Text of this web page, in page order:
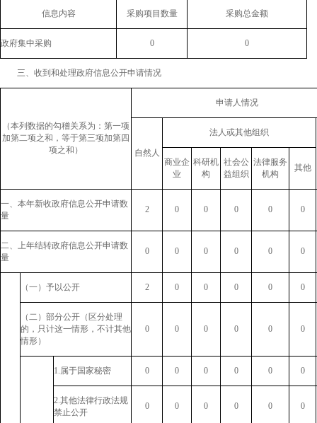
信息内容 采购项目数量 采购总金额
政府集中采购 0 0
三、收到和处理政府信息公开申请情况
（本列数据的勾稽关系为：第一项
加第二项之和，等于第三项加第四
项之和）
申请人情况
自然人
法人或其他组织
商业企
业
科研机
构
社会公
益组织
法律服务
机构
其他
一、本年新收政府信息公开申请数
量
2 0 0 0 0 0
二、上年结转政府信息公开申请数
量
0 0 0 0 0 0
（一）予以公开 2 0 0 0 0 0
（二）部分公开（区分处理
的，只计这一情形，不计其他
情形）
0 0 0 0 0 0
1.属于国家秘密 0 0 0 0 0 0
2.其他法律行政法规
禁止公开
0 0 0 0 0 0